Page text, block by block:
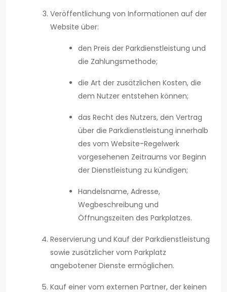
Veröffentlichung von Informationen auf der
Website über:
den Preis der Parkdienstleistung und
die Zahlungsmethode;
die Art der zusätzlichen Kosten, die
dem Nutzer entstehen können;
das Recht des Nutzers, den Vertrag
über die Parkdienstleistung innerhalb
des vom Website-Regelwerk
vorgesehenen Zeitraums vor Beginn
der Dienstleistung zu kündigen;
Handelsname, Adresse,
Wegbeschreibung und
Öffnungszeiten des Parkplatzes.
Reservierung und Kauf der Parkdienstleistung
sowie zusätzlicher vom Parkplatz
angebotener Dienste ermöglichen.
Kauf einer vom externen Partner, der keinen